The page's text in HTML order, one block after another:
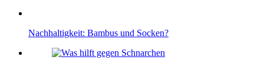
Nachhaltigkeit: Bambus und Socken?